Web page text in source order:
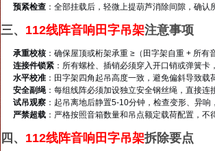
预紧检查 ：全部挂载后，轻微上提葫芦消除间隙，确认
三、 112线阵音响田字吊架注意事项
承重校核：确保屋顶或桁架承重 ≥（田字架自重 + 所有
连接件锁紧 ：所有螺栓、插销必须穿入开口销或弹簧卡
水平校准 ：田字架四角起吊高度一致，避免偏斜导致载
安全副绳：每组线阵必须加设独立安全钢丝绳，直接连
试吊观察 ：起吊离地后静置5-10分钟，检查变形、异响
严禁超载 ：严格按照音箱数量和吊点额定载荷配置，不
四、 112线阵音响田字吊架拆除要点